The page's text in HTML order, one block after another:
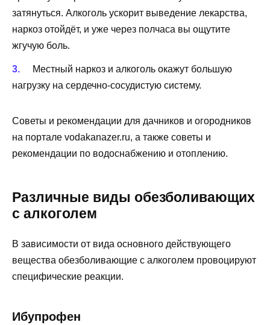
затянуться. Алкоголь ускорит выведение лекарства,
наркоз отойдёт, и уже через полчаса вы ощутите
жгучую боль.
Местный наркоз и алкоголь окажут большую
нагрузку на сердечно-сосудистую систему.
Советы и рекомендации для дачников и огородников
на портале vodakanazer.ru, а также советы и
рекомендации по водоснабжению и отоплению.
Различные виды обезболивающих
с алкоголем
В зависимости от вида основного действующего
вещества обезболивающие с алкоголем провоцируют
специфические реакции.
Ибупрофен